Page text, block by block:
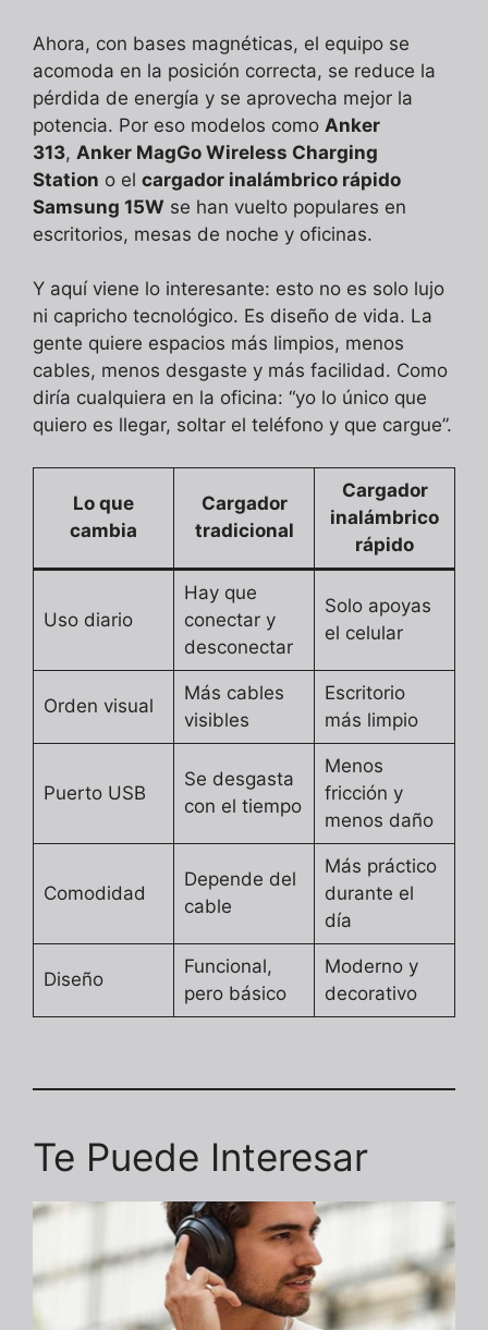
Ahora, con bases magnéticas, el equipo se
acomoda en la posición correcta, se reduce la
pérdida de energía y se aprovecha mejor la
potencia. Por eso modelos como Anker
313, Anker MagGo Wireless Charging
Station o el cargador inalámbrico rápido
Samsung 15W se han vuelto populares en
escritorios, mesas de noche y oficinas.
Y aquí viene lo interesante: esto no es solo lujo
ni capricho tecnológico. Es diseño de vida. La
gente quiere espacios más limpios, menos
cables, menos desgaste y más facilidad. Como
diría cualquiera en la oficina: “yo lo único que
quiero es llegar, soltar el teléfono y que cargue”.
Lo que
cambia
Cargador
tradicional
Cargador
inalámbrico
rápido
Uso diario
Hay que
conectar y
desconectar
Solo apoyas
el celular
Orden visual
Más cables
visibles
Escritorio
más limpio
Puerto USB
Se desgasta
con el tiempo
Menos
fricción y
menos daño
Comodidad
Depende del
cable
Más práctico
durante el
día
Diseño
Funcional,
pero básico
Moderno y
decorativo
Te Puede Interesar